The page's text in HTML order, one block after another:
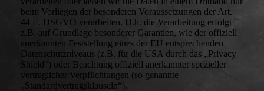
beim Vorliegen der besonderen Voraussetzungen der Art.
44 ff. DSGVO verarbeiten. D.h. die Verarbeitung erfolgt
z.B. auf Grundlage besonderer Garantien, wie der offiziell
anerkannten Feststellung eines der EU entsprechenden
Datenschutzniveaus (z.B. für die USA durch das „Privacy
Shield“) oder Beachtung offiziell anerkannter spezieller
vertraglicher Verpflichtungen (so genannte
„Standardvertragsklauseln“).